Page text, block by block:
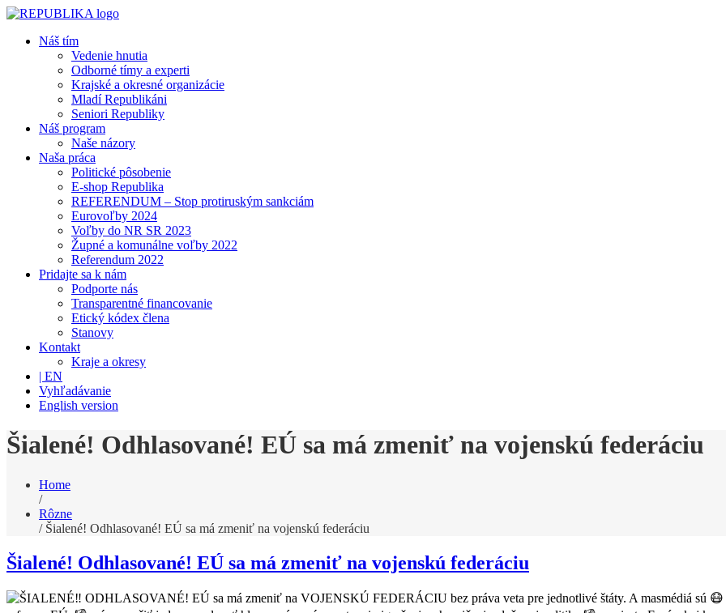
Náš tím
Vedenie hnutia
Odborné tímy a experti
Krajské a okresné organizácie
Mladí Republikáni
Seniori Republiky
Náš program
Naše názory
Naša práca
Politické pôsobenie
E-shop Republika
REFERENDUM – Stop protiruským sankciám
Eurovoľby 2024
Voľby do NR SR 2023
Župné a komunálne voľby 2022
Referendum 2022
Pridajte sa k nám
Podporte nás
Transparentné financovanie
Etický kódex člena
Stanovy
Kontakt
Kraje a okresy
| EN
Vyhľadávanie
English version
Šialené! Odhlasované! EÚ sa má zmeniť na vojenskú federáciu
Home
/
Rôzne
/ Šialené! Odhlasované! EÚ sa má zmeniť na vojenskú federáciu
Šialené! Odhlasované! EÚ sa má zmeniť na vojenskú federáciu